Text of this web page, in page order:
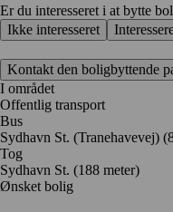
Er du interesseret i at bytte
Ikke interesseret
Kontakt den boligbyttende
I området
Offentlig transport
Bus
Sydhavn St. (Tranehavevej)
Tog
Sydhavn St. (188 meter)
Ønsket bolig